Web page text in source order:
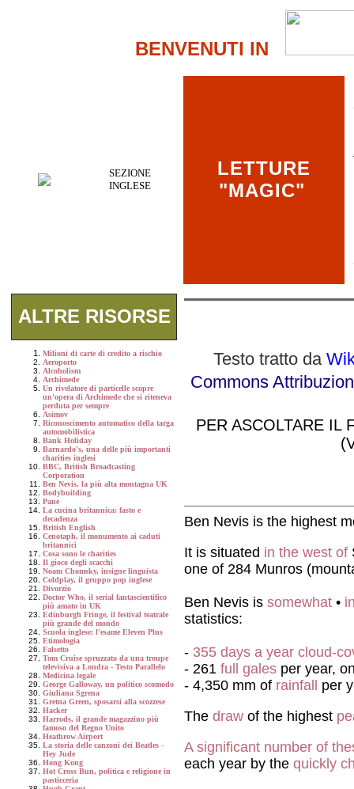
BENVENUTI IN
SEZIONE
INGLESE
LETTURE
"MAGIC"
ALTRE RISORSE
Milioni di carte di credito a rischio
Aeroporto
Alcoholism
Archimede
Un rivelatore di particelle scopre
un'opera di Archimede che si riteneva
perduta per sempre
Asimov
Riconoscimento automatico della targa
automobilistica
Bank Holiday
Barnardo's, una delle più importanti
charities inglesi
BBC, British Broadcasting
Corporation
Ben Nevis, la più alta montagna UK
Bodybuilding
Pane
La cucina britannica: fasto e
decadenza
British English
Cenotaph, il monumento ai caduti
britannici
Cosa sono le charities
Il gioco degli scacchi
Noam Chomsky, insigne linguista
Coldplay, il gruppo pop inglese
Divorzio
Doctor Who, il serial fantascientifico
più amato in UK
Edinburgh Fringe, il festival teatrale
più grande del mondo
Scuola inglese: l'esame Eleven Plus
Etimologia
Falsetto
Tom Cruise spruzzato da una troupe
televisiva a Londra - Testo Parallelo
Medicina legale
George Galloway, un politico scomodo
Giuliana Sgrena
Gretna Green, sposarsi alla scozzese
Hacker
Harrods, il grande magazzino più
famoso del Regno Unito
Heathrow Airport
La storia delle canzoni dei Beatles -
Hey Jude
Hong Kong
Hot Cross Bun, politica e religione in
pasticceria
Testo tratto da
Commons
PER ASCOLTARE IL
Ben Nevis is the highest
It is situated in the west of
one of 284 Munros
Ben Nevis is somewhat •
statistics:
- 355 days a year cloud-
- 261 full gales per year,
- 4,350 mm of rainfall per
The draw of the highest
A significant number of
each year by the quickly